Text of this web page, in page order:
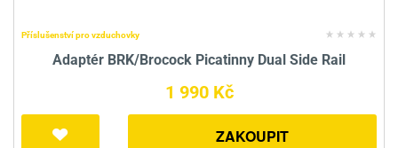
Příslušenství pro vzduchovky
Adaptér BRK/Brocock Picatinny Dual Side Rail
1 990 Kč
ZAKOUPIT